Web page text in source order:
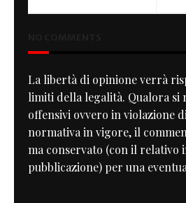
La libertà di opinione verrà
limiti della legalità. Qualora si
offensivi ovvero in violazione
normativa in vigore, il
ma conservato (con il relativo
pubblicazione) per una